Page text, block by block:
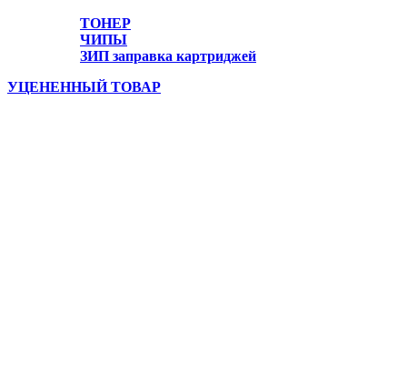
ТОНЕР
ЧИПЫ
ЗИП заправка картриджей
УЦЕНЕННЫЙ ТОВАР